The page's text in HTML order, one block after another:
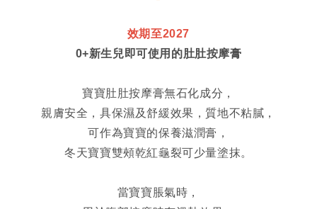
效期至2027
0+新生兒即可使用的肚肚按摩膏
寶寶肚肚按摩膏無石化成分，
親膚安全，具保濕及舒緩效果，質地不粘膩，
可作為寶寶的保養滋潤膏，
冬天寶寶雙頰乾紅龜裂可少量塗抹。
當寶寶脹氣時，